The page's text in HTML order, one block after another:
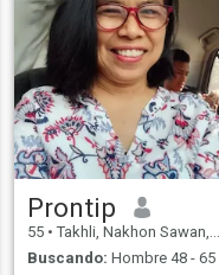
Prontip
55 • Takhli, Nakhon Sawan, Tailandia
Buscando: Hombre 48 - 65